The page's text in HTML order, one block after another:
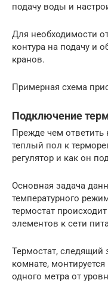
подачу воды и
Для необходимости
контура на подачу и
кранов.
Примерная схема
Подключение
Прежде чем ответить
теплый пол к
регулятор и как он
Основная задача
температурного
термостат
элементов к сети
Термостат, следящий
комнате,
одного метра от